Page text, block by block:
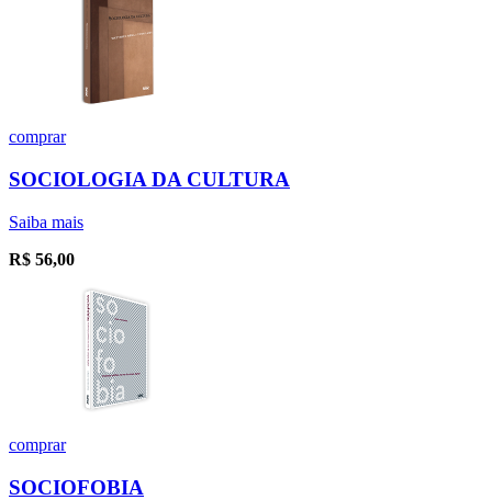
comprar
SOCIOLOGIA DA CULTURA
Saiba mais
R$ 56,00
comprar
SOCIOFOBIA